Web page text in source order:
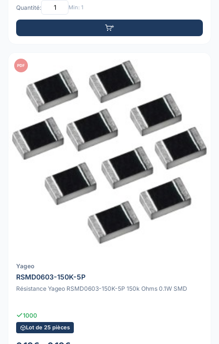
Quantité: Min: 1
PDF
Yageo
RSMD0603-150K-5P
Résistance Yageo RSMD0603-150K-5P 150k Ohms 0.1W SMD
1000
Lot de 25 pièces